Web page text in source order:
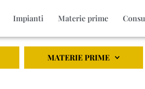
Impianti Materie prime
MATERIE PRIME